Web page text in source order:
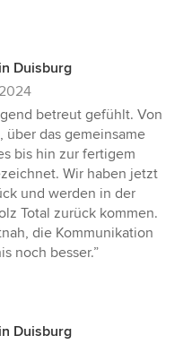
Duisburg
betreut gefühlt. Von
über das gemeinsame
bis hin zur fertigem
Wir haben jetzt
und werden in der
Total zurück kommen.
die Kommunikation
noch besser.”
Duisburg